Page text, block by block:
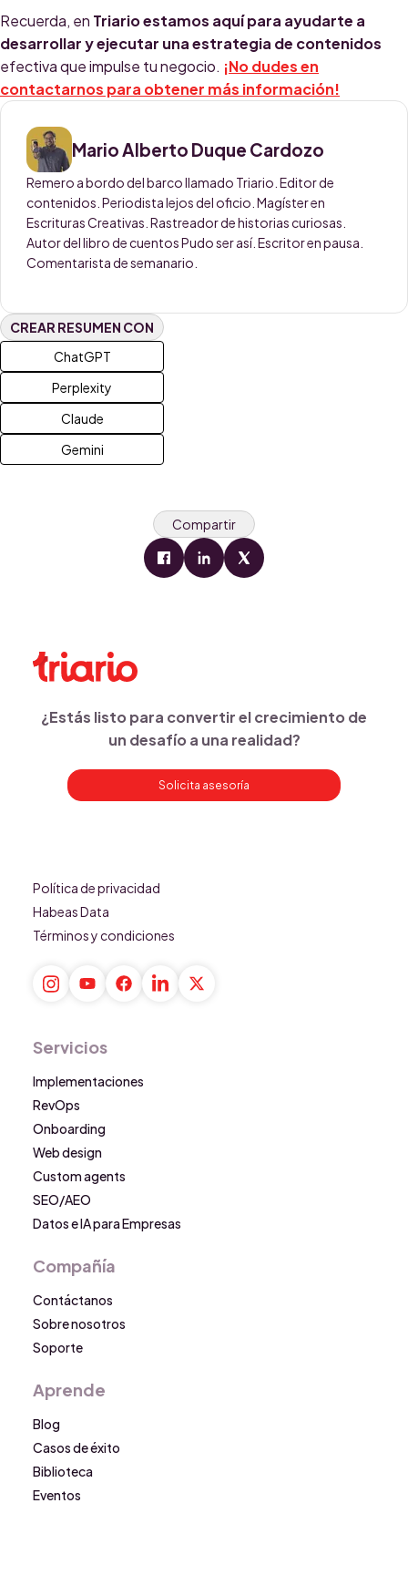
Recuerda, en Triario estamos aquí para ayudarte a
desarrollar y ejecutar una estrategia de contenidos
efectiva que impulse tu negocio. ¡No dudes en
contactarnos para obtener más información!
Mario Alberto Duque Cardozo
Remero a bordo del barco llamado Triario. Editor de
contenidos. Periodista lejos del oficio. Magíster en
Escrituras Creativas. Rastreador de historias curiosas.
Autor del libro de cuentos Pudo ser así. Escritor en pausa.
Comentarista de semanario.
CREAR RESUMEN CON
ChatGPT
Perplexity
Claude
Gemini
Compartir
¿Estás listo para convertir el crecimiento de
un desafío a una realidad?
Solicita asesoría
Política de privacidad
Habeas Data
Términos y condiciones
Servicios
Implementaciones
RevOps
Onboarding
Web design
Custom agents
SEO/AEO
Datos e IA para Empresas
Compañía
Contáctanos
Sobre nosotros
Soporte
Aprende
Blog
Casos de éxito
Biblioteca
Eventos